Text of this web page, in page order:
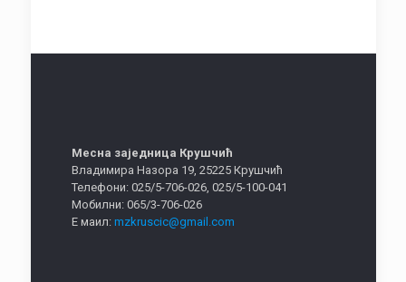
Месна заједница Крушчић
Владимира Назора 19, 25225 Крушчић
Телефони: 025/5-706-026, 025/5-100-041
Мобилни: 065/3-706-026
Е маил: mzkruscic@gmail.com